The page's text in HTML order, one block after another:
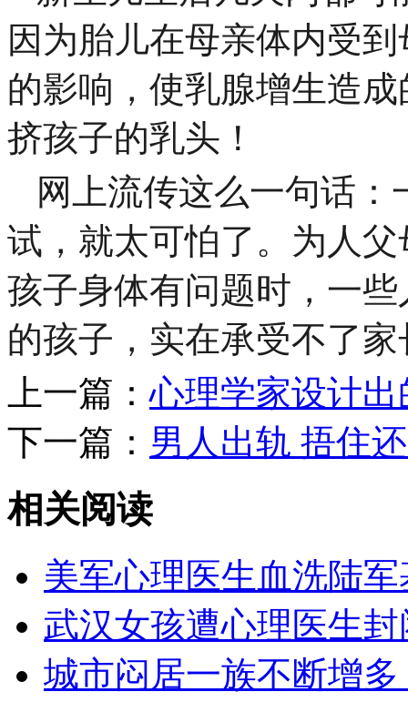
因为胎儿在母亲体内受
的影响，使乳腺增生造
挤孩子的乳头！
网上流传这么一句话
试，就太可怕了。为人
孩子身体有问题时，一
的孩子，实在承受不了
上一篇：心理学家设计
下一篇： 男人出轨 捂住
相关阅读
美军心理医生血洗陆军
武汉女孩遭心理医生封
城市闷居一族不断增多